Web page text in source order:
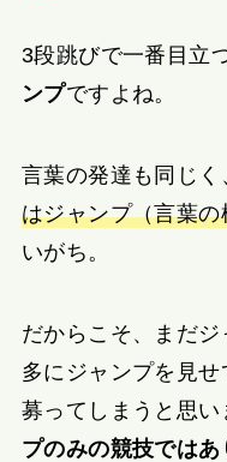
3段跳びで一番目立
ンプですよね。
言葉の発達も同じく
はジャンプ（言葉
いがち。
だからこそ、まだ
多にジャンプを見
募ってしまうと思い
プのみの競技ではあ